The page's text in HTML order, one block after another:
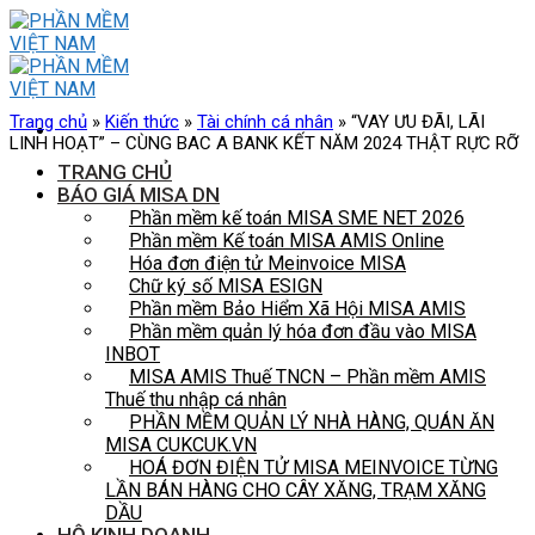
Skip
to
content
TRANG CHỦ
BÁO GIÁ MISA DN
Phần mềm kế toán MISA SME NET 2026
Phần mềm Kế toán MISA AMIS Online
Hóa đơn điện tử Meinvoice MISA
Chữ ký số MISA ESIGN
Phần mềm Bảo Hiểm Xã Hội MISA AMIS
Phần mềm quản lý hóa đơn đầu vào MISA
INBOT
MISA AMIS Thuế TNCN – Phần mềm AMIS
Thuế thu nhập cá nhân
PHẦN MỀM QUẢN LÝ NHÀ HÀNG, QUÁN ĂN
MISA CUKCUK.VN
HOÁ ĐƠN ĐIỆN TỬ MISA MEINVOICE TỪNG
LẦN BÁN HÀNG CHO CÂY XĂNG, TRẠM XĂNG
DẦU
Trang chủ » Kiến thức » Tài chính cá nhân » “VAY ƯU ĐÃI, LÃI
LINH HOẠT” – CÙNG BAC A BANK KẾT NĂM 2024 THẬT RỰC RỠ